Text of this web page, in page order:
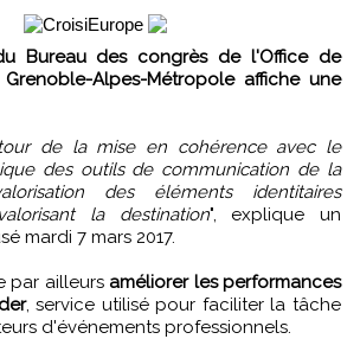
Bureau des congrès de l'Office de
Alpes-Métropole affiche une
de la mise en cohérence avec le
des outils de communication de la
des éléments identitaires
la destination", explique un
mardi 7 mars 2017.
par ailleurs améliorer les performances
, service utilisé pour faciliter la tâche
d'événements professionnels.